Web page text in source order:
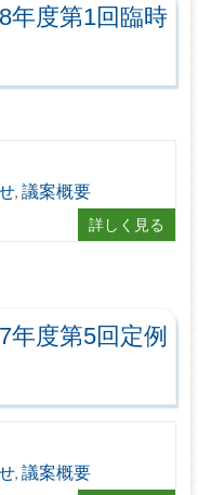
年度第1回臨時
, 議案概要
詳しく見る
年度第5回定例
, 議案概要